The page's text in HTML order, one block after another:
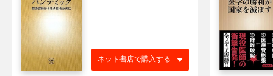
ネット書店で購入する